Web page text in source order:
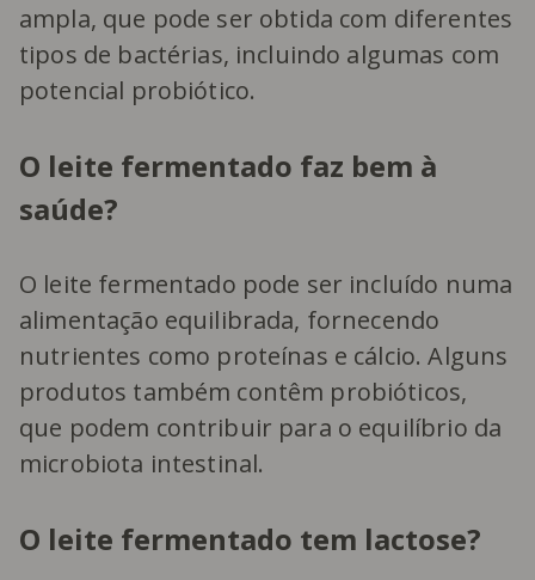
ampla, que pode ser obtida com diferentes
tipos de bactérias, incluindo algumas com
potencial probiótico.
O leite fermentado faz bem à
saúde?
O leite fermentado pode ser incluído numa
alimentação equilibrada, fornecendo
nutrientes como proteínas e cálcio. Alguns
produtos também contêm probióticos,
que podem contribuir para o equilíbrio da
microbiota intestinal.
O leite fermentado tem lactose?